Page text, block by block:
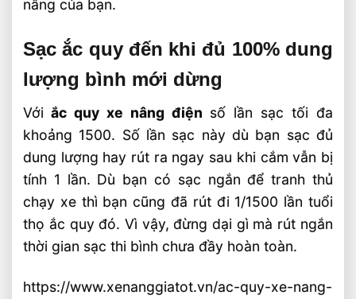
nâng của bạn.
Sạc ắc quy đến khi đủ 100% dung
lượng bình mới dừng
Với ắc quy xe nâng điện số lần sạc tối đa
khoảng 1500. Số lần sạc này dù bạn sạc đủ
dung lượng hay rút ra ngay sau khi cắm vẫn bị
tính 1 lần. Dù bạn có sạc ngắn để tranh thủ
chạy xe thì bạn cũng đã rút đi 1/1500 lần tuổi
thọ ắc quy đó. Vì vậy, đừng dại gì mà rút ngắn
thời gian sạc thi bình chưa đầy hoàn toàn.
https://www.xenanggiatot.vn/ac-quy-xe-nang-